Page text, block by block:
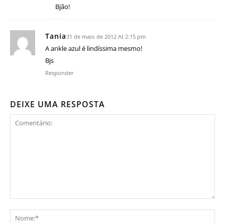
Bjão!
Tania31 de maio de 2012 At 2:15 pm
A ankle azul é lindíssima mesmo!
Bjs
Responder
DEIXE UMA RESPOSTA